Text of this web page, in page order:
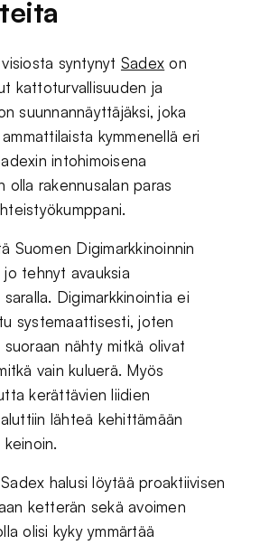
syntynyt Sadex on
kattoturvallisuuden ja
suunnannäyttäjäksi, joka
kymmenellä eri
intohimoisena
olla rakennusalan paras
Suomen Digimarkkinoinnin
tehnyt avauksia
Digimarkkinointia ei
systemaattisesti, joten
nähty mitkä olivat
vain kuluerä. Myös
kerättävien liidien
lähteä kehittämään
keinoin.
halusi löytää proaktiivisen
ketterän sekä avoimen
olisi kyky ymmärtää